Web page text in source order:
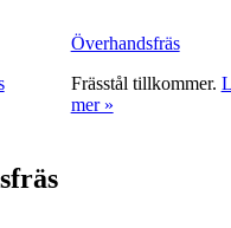
Överhandsfräs
Frässtål tillkommer.
mer »